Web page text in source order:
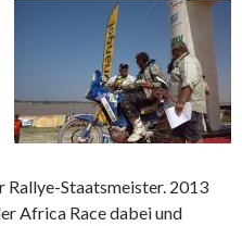
Staatsmeister. 2013
Africa Race dabei und